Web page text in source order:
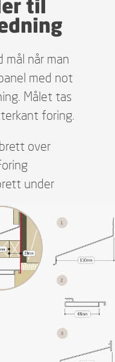
til
mål når man
med not
Målet tas
foring.
over
under